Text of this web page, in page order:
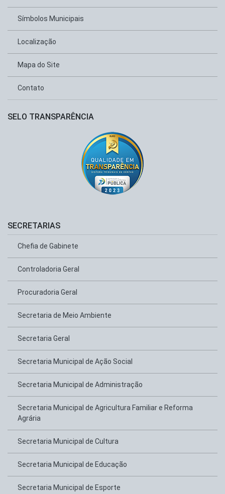
Símbolos Municipais
Localização
Mapa do Site
Contato
SELO TRANSPARÊNCIA
SECRETARIAS
Chefia de Gabinete
Controladoria Geral
Procuradoria Geral
Secretaria de Meio Ambiente
Secretaria Geral
Secretaria Municipal de Ação Social
Secretaria Municipal de Administração
Secretaria Municipal de Agricultura Familiar e Reforma
Agrária
Secretaria Municipal de Cultura
Secretaria Municipal de Educação
Secretaria Municipal de Esporte